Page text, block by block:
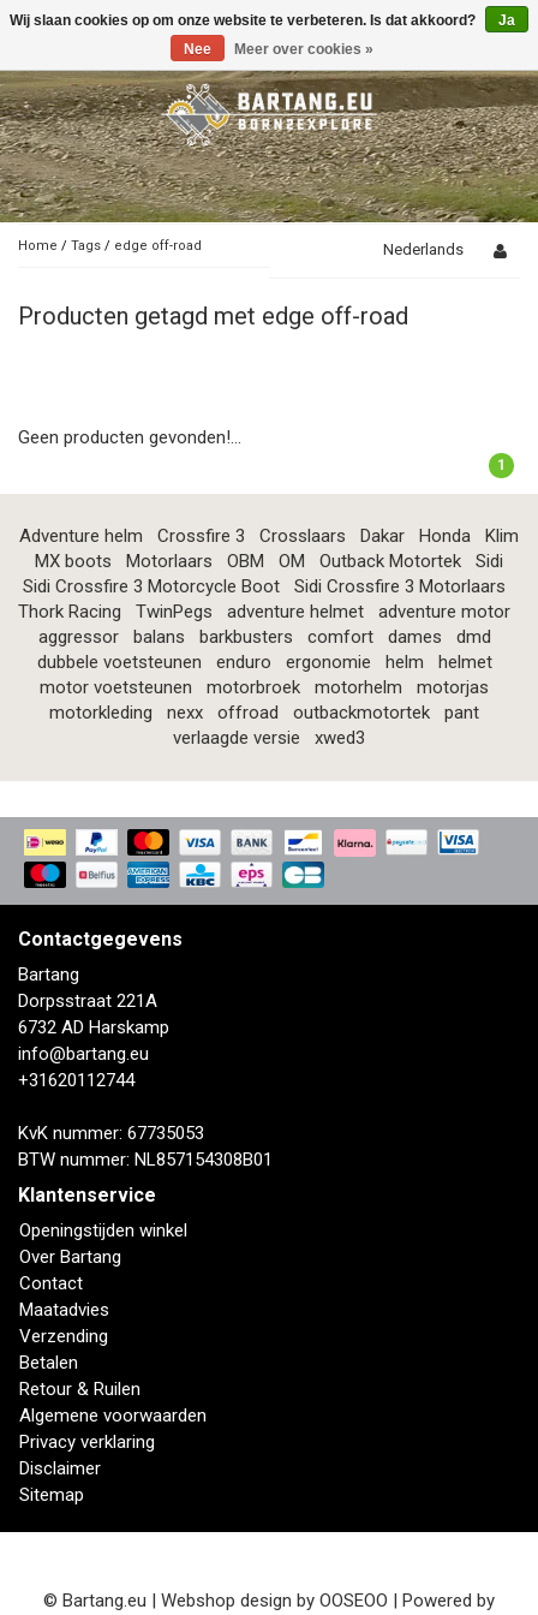
Toggle
Home / Tags / edge off-road Nederlands
Producten getagd met edge off-road
Geen producten gevonden!...
1
Adventure helm Crossfire 3 Crosslaars Dakar Honda
Klim
MX boots
Motorlaars OBM OM Outback Motortek
Sidi
Sidi Crossfire 3 Motorcycle Boot
Sidi Crossfire 3 Motorlaars
Thork Racing
TwinPegs adventure helmet
adventure motor
aggressor
balans barkbusters comfort dames
dmd
dubbele voetsteunen
enduro ergonomie helm
helmet
motor voetsteunen
motorbroek motorhelm
motorjas
motorkleding
nexx offroad outbackmotortek
pant
verlaagde versie
xwed3
Contactgegevens
Bartang
Dorpsstraat 221A
6732 AD Harskamp
info@bartang.eu
+31620112744
KvK nummer: 67735053
BTW nummer: NL857154308B01
Klantenservice
Openingstijden winkel
Over Bartang
Contact
Maatadvies
Verzending
Betalen
Retour & Ruilen
Algemene voorwaarden
Privacy verklaring
Disclaimer
Sitemap
© Bartang.eu | Webshop design by OOSEOO | Powered by
Wij slaan cookies op om onze website te verbeteren. Is dat akkoord?
Ja
Nee
Meer over cookies »